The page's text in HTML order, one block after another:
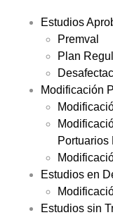
Estudios
Premval
Plan
Modificación
Portuarios
Estudios en
Estudios sin